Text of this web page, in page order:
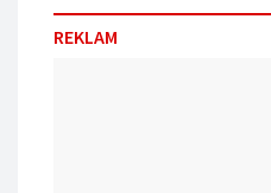
REKLAM